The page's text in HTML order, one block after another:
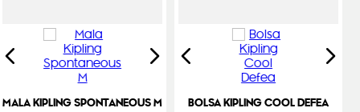
MALA KIPLING SPONTANEOUS M BOLSA KIPLING COOL DEFEA